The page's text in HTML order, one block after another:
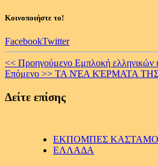
Κοινοποιήστε το!
FacebookTwitter
Continue
Reading
<< Προηγούμενο Εμπλοκή ελληνικών
Επόμενο >> ΤΑ ΝΈΑ ΚΈΡΜΑΤΑ
Δείτε επίσης
ΕΚΠΟΜΠΕΣ
ΕΛΛΑΔΑ